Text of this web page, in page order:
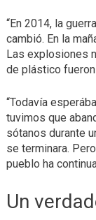
“En 2014, la
cambió. En la
Las explosiones
de plástico
“Todavía
tuvimos que
sótanos durante
se terminara.
pueblo ha
Un